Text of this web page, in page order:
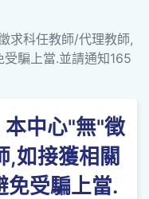
求科任教師/代理教師,
騙上當.並請通知165
中心"無"徵
,如接獲相關
免受騙上當.